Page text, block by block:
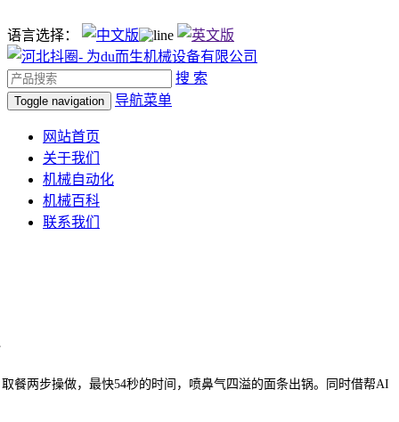
语言选择：
搜 索
Toggle navigation 导航菜单
网站首页
关于我们
机械自动化
机械百科
联系我们
两步操做，最快54秒的时间，喷鼻气四溢的面条出锅。同时借帮AI